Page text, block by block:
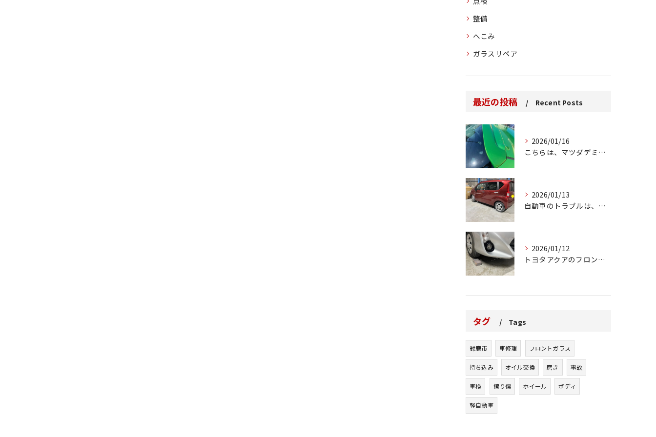
整備
へこみ
ガラスリペア
最近の投稿 Recent Posts
2026/01/16
こちらは、マツダデミオのゲートのルーフスポイラーで、経年劣化...
2026/01/13
自動車のトラブルは、日常生活において避けられない出来事の一つ...
2026/01/12
トヨタアクアのフロントバンパーの右下側を縁石にぶつけてできた...
タグ Tags
鈴鹿市 車修理 フロントガラス
持ち込み オイル交換 磨き 事故
車検 擦り傷 ホイール ボディ
軽自動車